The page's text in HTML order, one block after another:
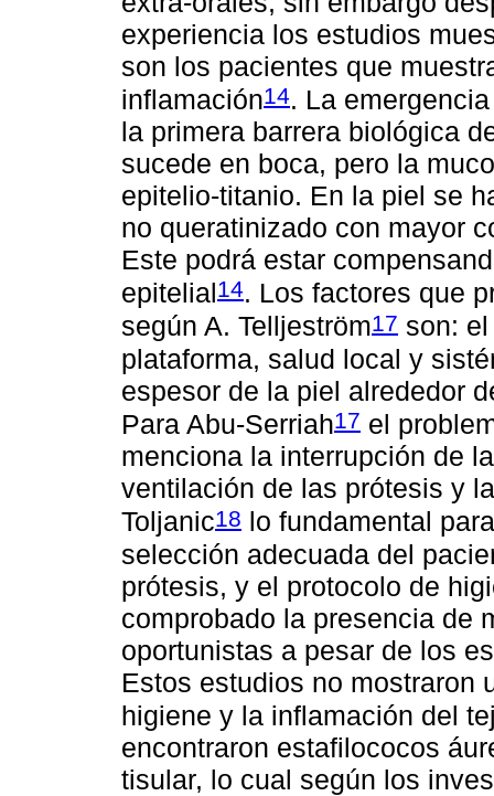
experiencia los estudios
son los pacientes que
inflamación14. La
la primera barrera biológica
sucede en boca, pero la
epitelio-titanio. En la piel se
no queratinizado con mayor
Este podrá estar
epitelial14. Los factores que
según A. Telljeström17 son:
plataforma, salud local y
espesor de la piel alrededor
Para Abu-Serriah17 el
menciona la interrupción de
ventilación de las prótesis y
Toljanic18 lo fundamental
selección adecuada del
prótesis, y el protocolo de
comprobado la presencia de
oportunistas a pesar de los
Estos estudios no mostraron
higiene y la inflamación del
encontraron estafilococos
tisular, lo cual según los